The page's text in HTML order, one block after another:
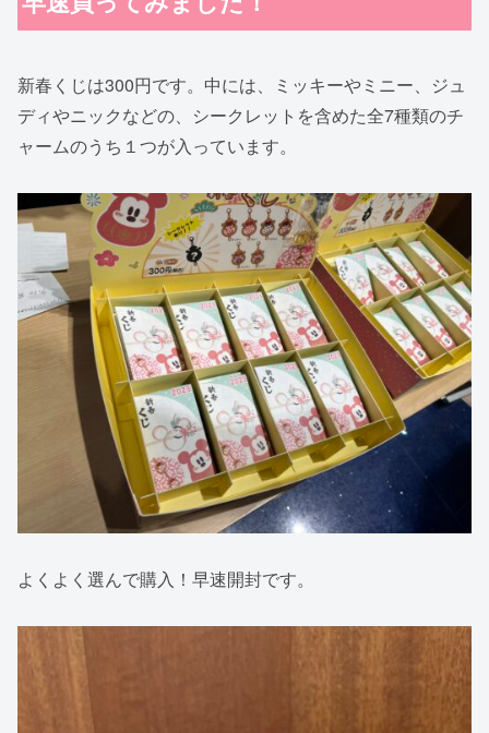
新春くじは300円です。中には、ミッキーやミニー、ジュ
ディやニックなどの、シークレットを含めた全7種類のチ
ャームのうち１つが入っています。
よくよく選んで購入！早速開封です。